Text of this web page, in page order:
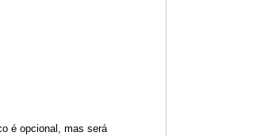
é opcional, mas será